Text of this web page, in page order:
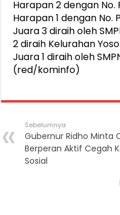
Harapan 2 dengan No.
Harapan 1 dengan
Juara 3 diraih oleh
2 diraih Kelurahan
Juara 1 diraih oleh
(red/kominfo)
Sebelumnya
Gubernur Ridho Minta
Berperan Aktif Cegah
Sosial